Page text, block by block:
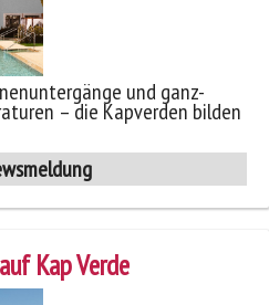
und ganz-
– die Kapverden bilden
Kap Verde